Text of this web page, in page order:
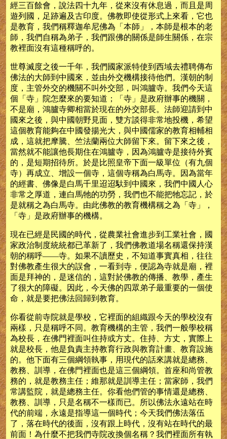
經三百餘會，說法四十九年，從來沒有休息過，而且是周
遊列國，足跡遍及古印度。佛教即使從形式上來看，它也
是教育，我們稱釋迦牟尼佛為「本師」，本師是根本的老
師，我們自稱為弟子，我們跟佛的關係是師生關係，在宗
教裡面沒有這種稱呼的。
世尊滅度之後一千年，我們國家派特使到西域去禮聘傳布
佛法的大師到中國來，並由外交機構接待他們。漢朝的制
度，主管外交的機關不叫外交部，叫鴻臚寺。我們今天這
個「寺」院怎麼來的要知道；「寺」是政府辦事的機關，
不是廟，鴻臚寺卿相當於現在的外交部長。法師迎請到中
國來之後，與中國朝野見面，雙方談得非常地投機，希望
這個教育能夠在中國發揚光大，與中國儒家的教育相輔相
成，這就把摩騰、竺法蘭兩位大師留下來。留下來之後，
當然就不能讓他長期住在鴻臚寺，因為鴻臚寺是接待外賓
的，是短期招待所。於是比照皇帝下面一級單位（有九個
寺）再成立、增設一個寺，這個寺稱為白馬寺。因為當年
的經書、佛像是白馬千里迢迢馱到中國來，我們中國人心
非常之厚道，連白馬牠的功勞，我們也不能把牠忘記，於
是就稱之為白馬寺。由此佛教的教育機構稱之為「寺」，
「寺」是政府辦事的機構。
現在已經是民國的時代，從農業社會進步到工業社會，國
家政治制度統統都已革新了，我們佛教道場名稱還保持漢
朝的稱呼——寺。如果不讀歷史，不知道事實真相，往往
對佛教產生很大的誤會，一看到寺，便認為寺就是廟，裡
面是拜神的，是迷信的，這對於佛教的傳播、教學，產生
了很大的障礙。因此，今天佛的四眾弟子最重要的一個使
命，就是要把佛法回歸到教育。
你看從前寺院就是學校，它裡面的組織跟今天的學校沒有
兩樣，只是稱呼不同。教育機構的主管，我們一般學校稱
為校長，在佛門裡面叫住持或方丈。住持、方丈，實際上
就是校長，他是負責主持教育行政與教育計畫、教育設施
的。他下面有三個綱領執事，用現代的話來講就是總務、
教務、訓導，在佛門裡面也是這三個綱領。首座和尚管教
務的，就是教務主任；維那就是訓導主任；當家師，我們
常講監院，就是總務主任。你看他們管的事情還是總務、
教務、訓導，只是名稱不一樣而已。所以佛法永遠站在時
代的前端，永遠是指導這一個時代；今天我們佛法落伍
了，落在時代的後面，沒有跟上時代，沒有站在時代的最
前面！為什麼不把我們寺院改換個名稱？我們裡面所有執